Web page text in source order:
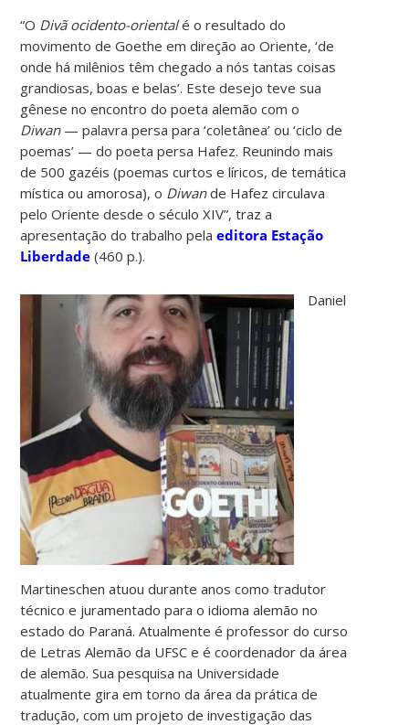
“O Divã ocidento-orientalé o resultado do
movimento de Goethe em direção ao Oriente, ‘de
onde há milênios têm chegado a nós tantas coisas
grandiosas, boas e belas’. Este desejo teve sua
gênese no encontro do poeta alemão com o
Diwan— palavra persa para ‘coletânea’ ou ‘ciclo de
poemas’ — do poeta persa Hafez. Reunindo mais
de 500 gazéis (poemas curtos e líricos, de temática
mística ou amorosa), o Diwande Hafez circulava
pelo Oriente desde o século XIV”, traz a
apresentação do trabalho pelaeditora Estação
Liberdade (460 p.).
Daniel
Martineschen atuou durante anos como tradutor
técnico e juramentado para o idioma alemão no
estado do Paraná. Atualmente é professor do curso
de Letras Alemão da UFSC e é coordenador da área
de alemão. Sua pesquisa na Universidade
atualmente gira em torno da área da prática de
tradução, com um projeto de investigação das